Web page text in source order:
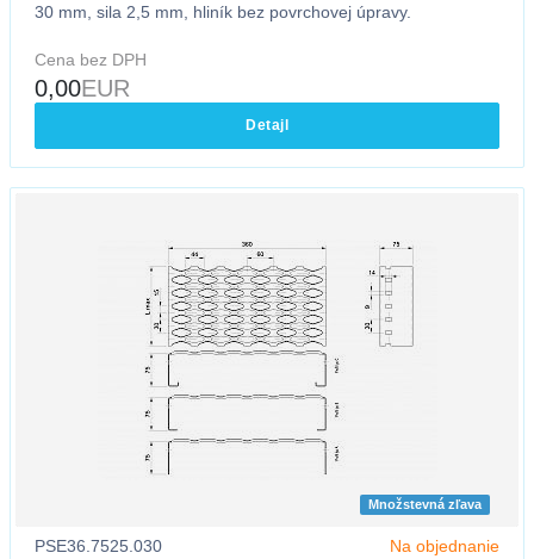
30 mm, sila 2,5 mm, hliník bez povrchovej úpravy.
Cena bez DPH
0,00EUR
Detajl
Množstevná zľava
PSE36.7525.030 Na objednanie